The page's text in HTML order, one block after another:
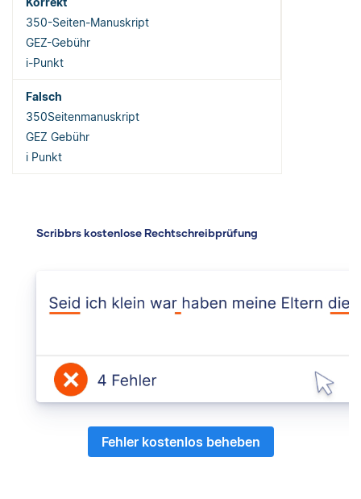
350-Seiten-Manuskript
GEZ-Gebühr
i-Punkt
350Seitenmanuskript
GEZ Gebühr
i Punkt
Scribbrs kostenlose Rechtschreibprüfung
Fehler kostenlos beheben